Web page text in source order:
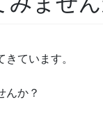
ています。
んか？